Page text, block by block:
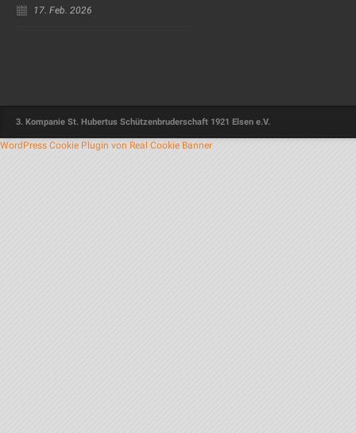
17. Feb. 2026
3. Kompanie St. Hubertus Schützenbruderschaft 1921 Elsen e.V.
WordPress Cookie Plugin von Real Cookie Banner